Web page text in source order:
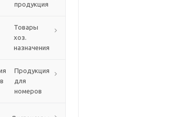
продукция
Товары
хоз.
назначения
Продукция
для
номеров